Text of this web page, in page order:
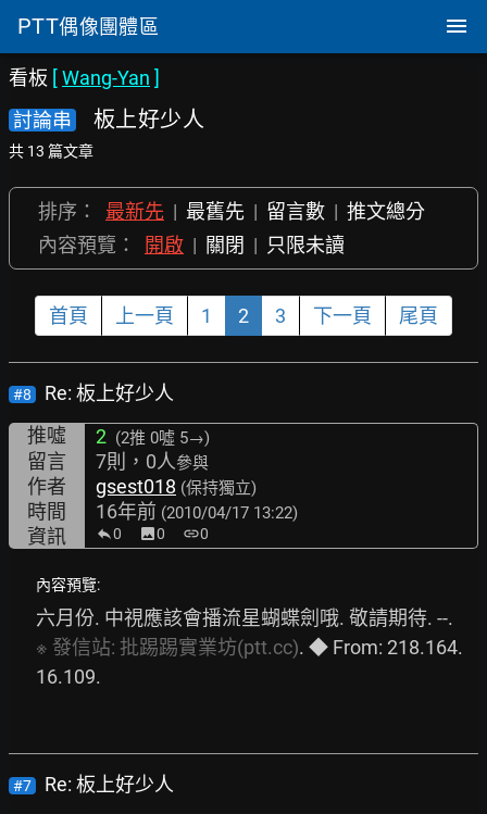
PTT偶像團體區
看板 [Wang-Yan ]
討論串
板上好少人
共 13 篇文章
排序： 最新先 | 最舊先 | 留言數 | 推文總分
內容預覽：
開啟 | 關閉 | 只限未讀
首頁 上一頁 1 2 3 下一頁 尾頁
#8
Re: 板上好少人
推噓
2 (2推 0噓 5→)
留言 7則，0人參與
作者 gsest018 (保持獨立)
時間 16年前 (2010/04/17 13:22)
資訊 0 image0 link0
內容預覽:
※ 發信站: 批踢踢實業坊(ptt.cc). ◆ From: 218.164.
16.109.
#7
Re: 板上好少人